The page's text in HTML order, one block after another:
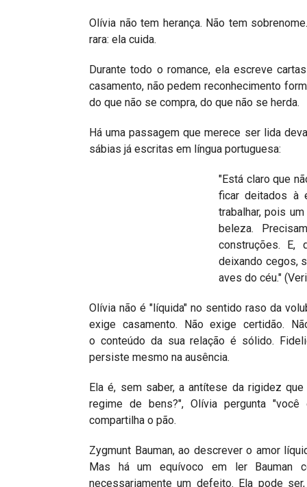
Olívia não tem herança. Não tem
rara: ela cuida.
Durante todo o romance, ela escreve
casamento, não pedem reconhecimento
do que não se compra, do que não se herda.
Há uma passagem que merece ser lida
sábias já escritas em língua portuguesa:
"Está claro que
ficar deitados à
trabalhar, pois
beleza.
construções. E,
deixando cegos,
aves do céu."
Olívia não é "líquida" no sentido raso da
exige casamento. Não exige certidão.
o conteúdo da sua relação é sólido.
persiste mesmo na ausência.
Ela é, sem saber, a antítese da rigidez
regime de bens?", Olívia pergunta
compartilha o pão.
Zygmunt Bauman, ao descrever o amor
Mas há um equívoco em ler Bauman
necessariamente um defeito. Ela pode